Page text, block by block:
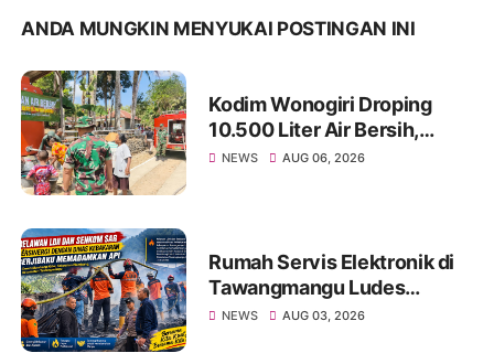
ANDA MUNGKIN MENYUKAI POSTINGAN INI
Kodim Wonogiri Droping
10.500 Liter Air Bersih,
Ringankan Beban Warga
NEWS AUG 06, 2026
Rumah Servis Elektronik di
Tawangmangu Ludes
Terbakar, Kerugian Capai
NEWS AUG 03, 2026